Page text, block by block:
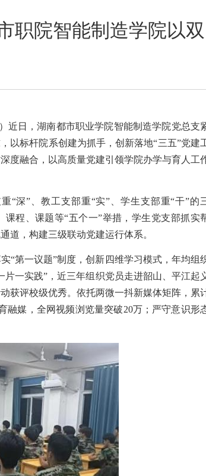
职院智能制造学院以双
近日，湖南都市职业学院智能制造学院党总支
以标杆院系创建为抓手，创新落地“三五”党建
度融合，以高质量党建引领学院办学与育人工
“深”、教工支部重“实”、学生支部重“干”的
程、课题等“五个一”举措，学生党支部抓实
道，构建三级联动党建运行体系。
“第一议题”制度，创新四维学习模式，年均组
一实践”，近三年组织党员走进韶山、平江起
获评校级优秀。依托两微一抖新媒体矩阵，累
融媒，全网视频浏览量突破20万；严守意识形